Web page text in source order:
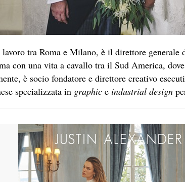
tra Roma e Milano, è il direttore generale
con una vita a cavallo tra il Sud America,
è socio fondatore e direttore creativo
specializzata in graphic e industrial design